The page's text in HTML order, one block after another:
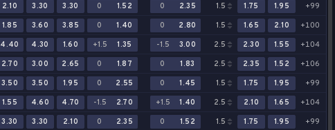
2.10 3.30 3.30 0 1.52 0 2.35 1.5 1.75 1.95
+99
1.85 3.60 3.85 0 1.40 0 2.80 1.5 1.65 2.10
+100
4.40 4.30 1.60 +1.5 1.35 -1.5 3.00 2.5 2.30 1.55
+104
2.70 3.00 2.65 0 1.87 0 1.83 2.5 2.35 1.52
+106
3.50 3.50 1.95 0 2.55 0 1.45 1.5 1.75 1.95
+99
1.55 4.60 4.70 -1.5 2.70 +1.5 1.40 2.5 2.10 1.65
+104
3.30 3.30 2.10 0 2.35 0 1.52 1.5 1.75 1.95
+99